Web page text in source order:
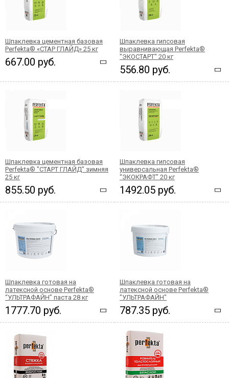
Шпаклевка цементная базовая
Perfekta® «СТАР ГЛАЙД» 25 кг
667.00 руб.
Шпаклевка гипсовая
выравнивающая Perfekta®
"ЭКОСТАРТ" 20 кг
556.80 руб.
Шпаклевка цементная базовая
Perfekta® "СТАРТ ГЛАЙД" зимняя
25 кг
855.50 руб.
Шпаклевка гипсовая
универсальная Perfekta®
“ЭКОКРАФТ” 20 кг
1492.05 руб.
Шпаклевка готовая на
латексной основе Perfekta®
“УЛЬТРАФАЙН” паста 28 кг
1777.70 руб.
Шпаклевка готовая на
латексной основе Perfekta®
"УЛЬТРАФАЙН"
787.35 руб.